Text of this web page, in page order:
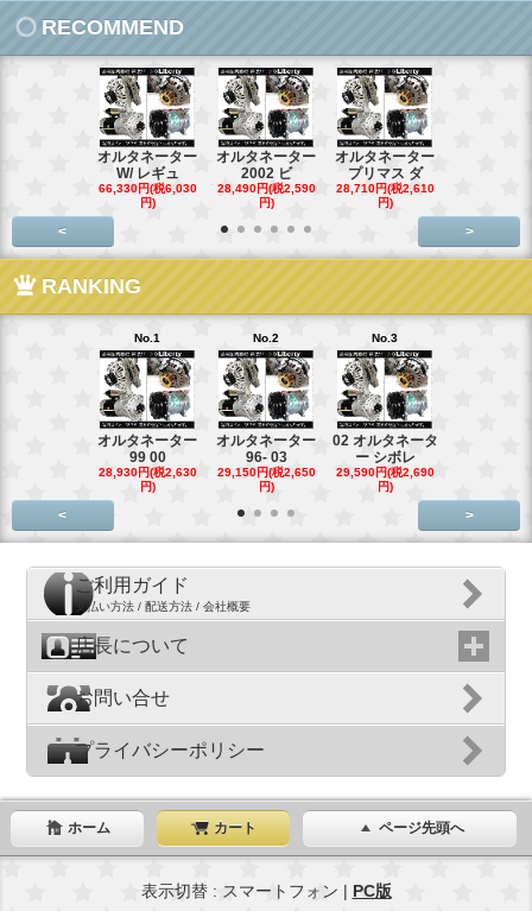
RECOMMEND
オルタネーター
W/ レギュ
66,330円(税6,030
円)
オルタネーター
2002 ビ
28,490円(税2,590
円)
オルタネーター
プリマス ダ
28,710円(税2,610
円)
< >
RANKING
No.1
オルタネーター
99 00
28,930円(税2,630
円)
No.2
オルタネーター
96- 03
29,150円(税2,650
円)
No.3
02 オルタネータ
ー シボレ
29,590円(税2,690
円)
< >
ご利用ガイド
支払い方法 / 配送方法 / 会社概要
店長について
お問い合せ
プライバシーポリシー
ホーム カート ページ先頭へ
表示切替 : スマートフォン | PC版